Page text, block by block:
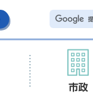
市政